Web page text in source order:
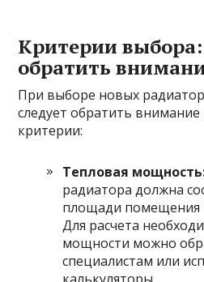
Критерии
обратить
При выборе новых
следует обратить
критерии:
Тепловая
радиатора должна
площади помещения
Для расчета
мощности можно
специалистам или